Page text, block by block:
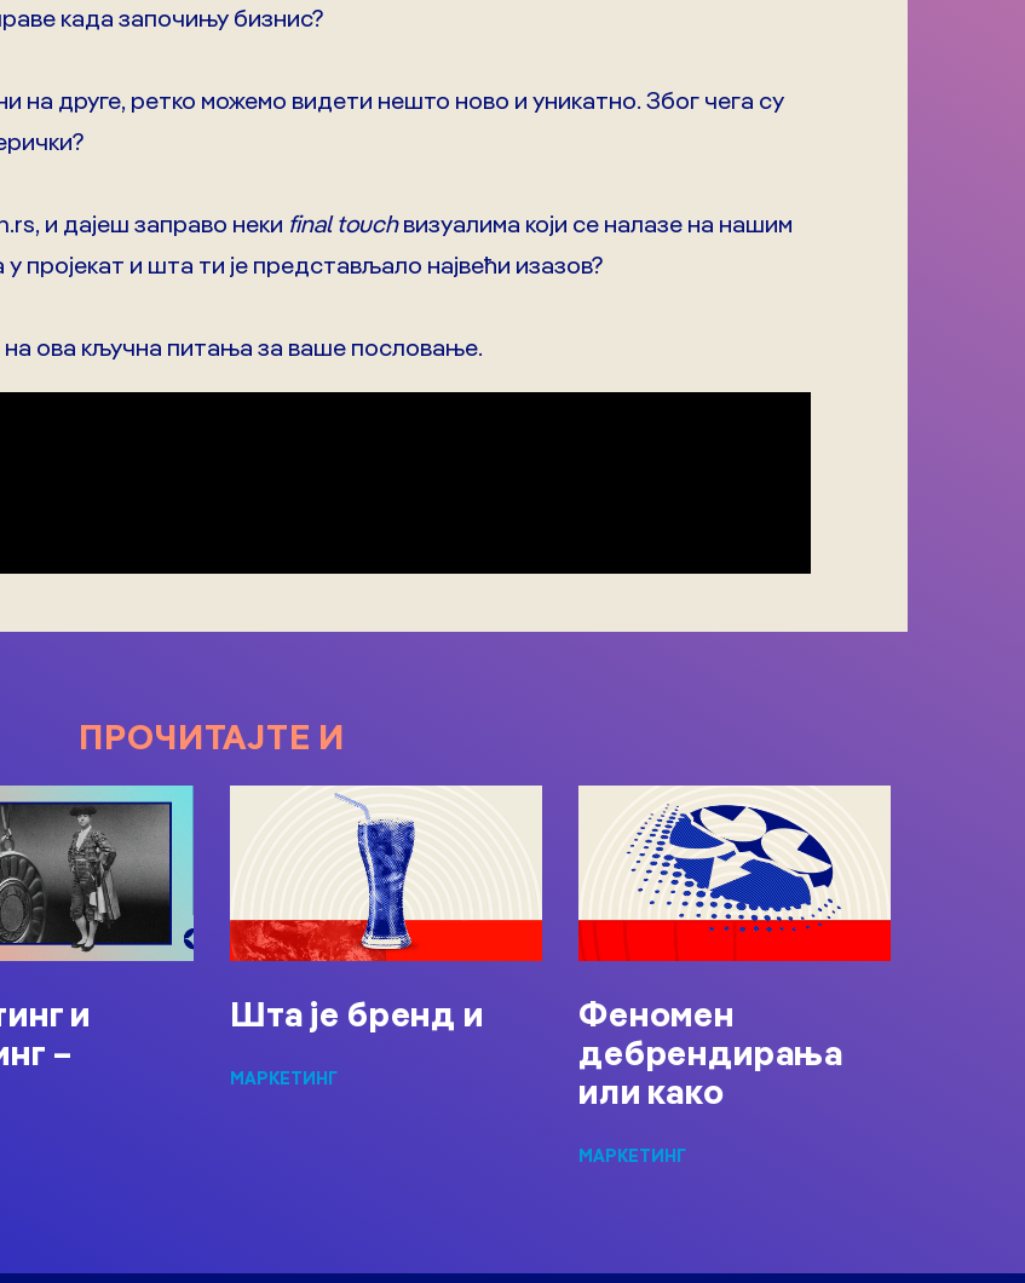
када започињу бизнис?
на друге, ретко можемо видети нешто ново и уникатно. Због чега су
и дајеш заправо неки final touchвизуалима који се налазе на нашим
пројекат и шта ти је представљало највећи изазов?
на ова кључна питања за ваше пословање.
ПРОЧИТАЈТЕ И
и
–
Шта је бренд и
МАРКЕТИНГ
Феномен
дебрендирања
или како
МАРКЕТИНГ